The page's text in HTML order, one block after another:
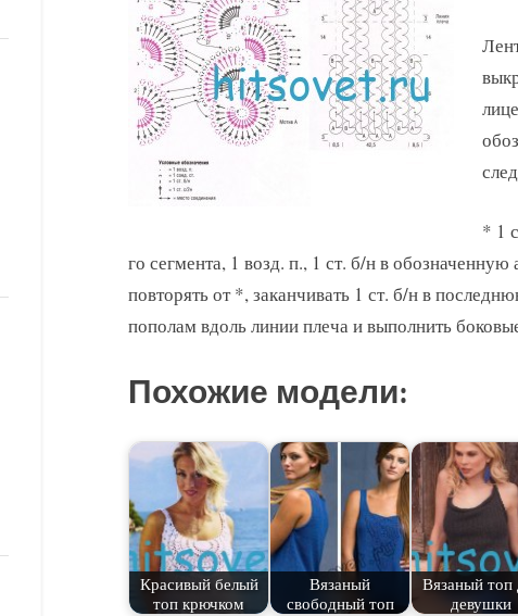
* 1
го сегмента, 1 возд. п., 1 ст. б/н в
повторять от *, заканчивать 1 ст. б/н в
пополам вдоль линии плеча и выполнить
Похожие модели:
Красивый белый
топ крючком
Вязаный
свободный топ
Вязаный топ
девушки